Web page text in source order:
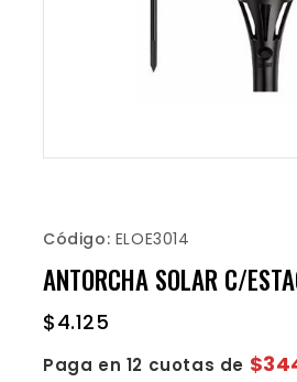
Código: ELOE3014
ANTORCHA SOLAR C/
$4.125
Paga en 12 cuotas de